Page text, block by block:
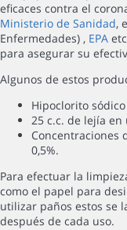
eficaces contra el
Ministerio de Sanidad,
Enfermedades) , EPA
para asegurar su
Algunos de estos
Hipoclorito
25 c.c. de lejía
Concentraciones
0,5%.
Para efectuar la
como el papel para
utilizar paños estos se
después de cada uso.